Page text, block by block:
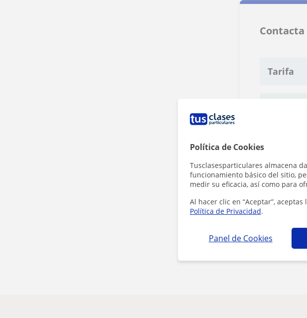
Política de Cookies
Tusclasesparticulares almacena
funcionamiento básico del sitio,
medir su eficacia, así como para
Al hacer clic en “Aceptar”,
Política de Privacidad.
Panel de Cookies
Contacta
Tarifa